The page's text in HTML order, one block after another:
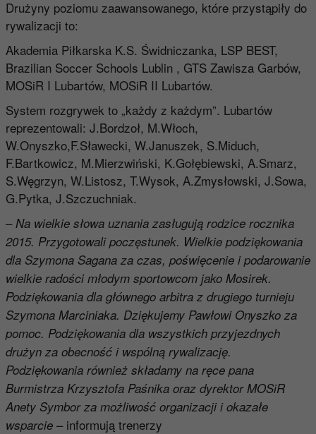
Drużyny poziomu zaawansowanego, które przystąpiły do
rywalizacji to:
Akademia Piłkarska K.S. Świdniczanka, LSP BEST,
Brazilian Soccer Schools Lublin , GTS Zawisza Garbów,
MOSiR I Lubartów, MOSiR II Lubartów.
System rozgrywek to „każdy z każdym”. Lubartów
reprezentowali: J.Bordzoł, M.Włoch,
W.Onyszko,F.Sławecki, W.Januszek, S.Miduch,
F.Bartkowicz, M.Mierzwiński, K.Gołębiewski, A.Smarz,
S.Węgrzyn, W.Listosz, T.Wysok, A.Zmysłowski, J.Sowa,
G.Pytka, J.Szczuchniak.
–Na wielkie słowa uznania zasługują rodzice rocznika
2015. Przygotowali poczęstunek. Wielkie podziękowania
dla Szymona Sagana za czas, poświęcenie i podarowanie
wielkie radości młodym sportowcom jako Mosirek.
Podziękowania dla głównego arbitra z drugiego turnieju
Szymona Marciniaka. Dziękujemy Pawłowi Onyszko za
pomoc. Podziękowania dla wszystkich przyjezdnych
drużyn za obecność i wspólną rywalizację.
Podziękowania również składamy na ręce pana
Burmistrza Krzysztofa Paśnika oraz dyrektor MOSiR
Anety Symbor za możliwość organizacji i okazałe
wsparcie– informują trenerzy